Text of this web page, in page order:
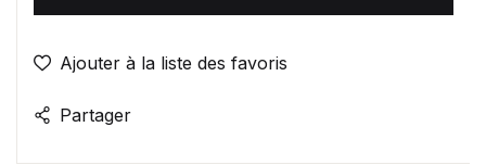
Ajouter à la liste des favoris
Partager